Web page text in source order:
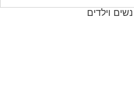
וילדים